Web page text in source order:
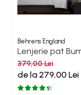
Behrens England
Lenjerie pat Bumbac
Heritage White
400TC
379,00 Lei
de la 279,00 Lei